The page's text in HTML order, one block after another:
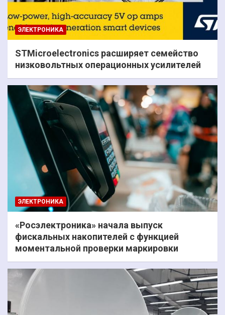
ЭЛЕКТРОНИКА
STMicroelectronics расширяет семейство
низковольтных операционных усилителей
ЭЛЕКТРОНИКА
«Росэлектроника» начала выпуск
фискальных накопителей с функцией
моментальной проверки маркировки